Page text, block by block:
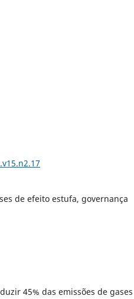
de efeito estufa, governança
45% das emissões de gases